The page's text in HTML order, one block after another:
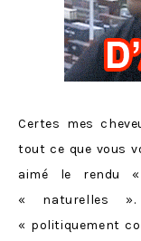
Certes mes
tout ce que vous
aimé le rendu
« naturelles
« politiquement